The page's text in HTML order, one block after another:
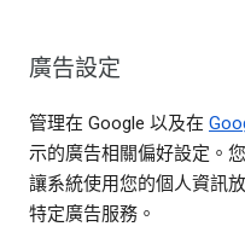
廣告設定
管理在 Google 以及在
示的廣告相關偏好設定。
讓系統使用您的個人資訊
特定廣告服務。